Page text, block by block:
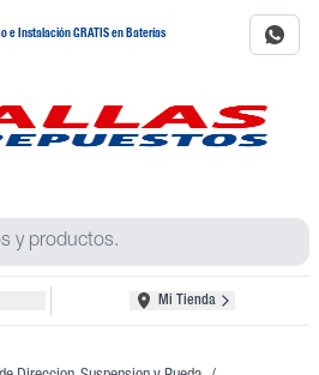
e Instalación GRATIS en Baterías
Mi Tienda